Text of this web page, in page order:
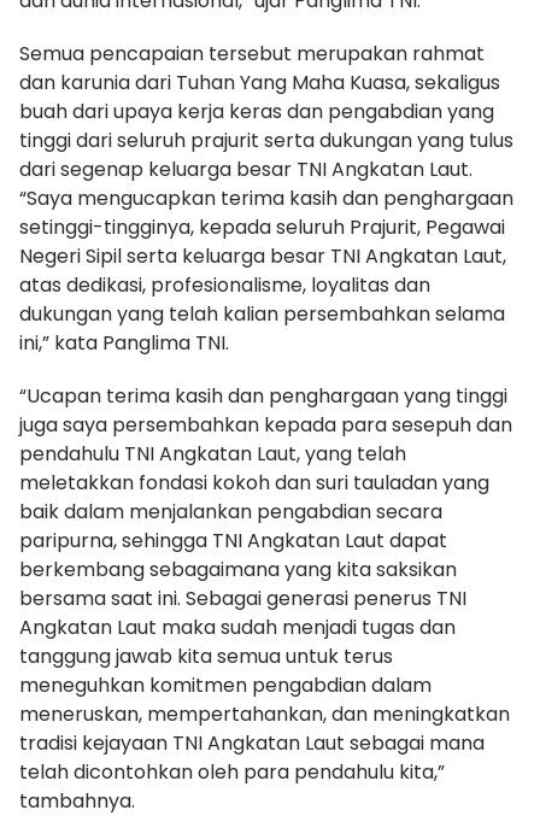
Semua pencapaian tersebut merupakan rahmat
dan karunia dari Tuhan Yang Maha Kuasa, sekaligus
buah dari upaya kerja keras dan pengabdian yang
tinggi dari seluruh prajurit serta dukungan yang tulus
dari segenap keluarga besar TNI Angkatan Laut.
“Saya mengucapkan terima kasih dan penghargaan
setinggi-tingginya, kepada seluruh Prajurit, Pegawai
Negeri Sipil serta keluarga besar TNI Angkatan Laut,
atas dedikasi, profesionalisme, loyalitas dan
dukungan yang telah kalian persembahkan selama
ini,” kata Panglima TNI.
“Ucapan terima kasih dan penghargaan yang tinggi
juga saya persembahkan kepada para sesepuh dan
pendahulu TNI Angkatan Laut, yang telah
meletakkan fondasi kokoh dan suri tauladan yang
baik dalam menjalankan pengabdian secara
paripurna, sehingga TNI Angkatan Laut dapat
berkembang sebagaimana yang kita saksikan
bersama saat ini. Sebagai generasi penerus TNI
Angkatan Laut maka sudah menjadi tugas dan
tanggung jawab kita semua untuk terus
meneguhkan komitmen pengabdian dalam
meneruskan, mempertahankan, dan meningkatkan
tradisi kejayaan TNI Angkatan Laut sebagai mana
telah dicontohkan oleh para pendahulu kita,”
tambahnya.